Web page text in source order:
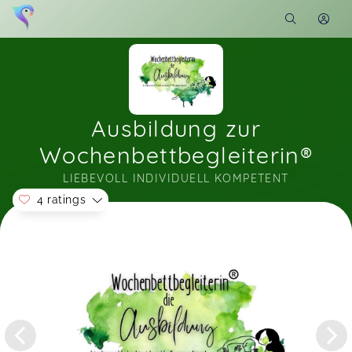
Ausbildung zur
Wochenbettbegleiterin®
LIEBEVOLL INDIVIDUELL KOMPETENT
Soon you will learn more about me here...
4 ratings
dürfen! Ich selbst Mama von drei Kindern, wollte
schon immer nach meinem Wochenbett für
andere Mamas - da sein - helfen - fürsorge
geben. Diese Ausbildung zur
Wochenbettbegleiterin machte es mir möglich.